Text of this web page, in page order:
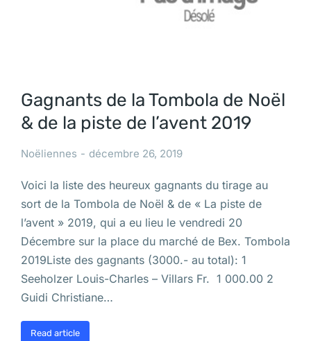
Gagnants de la Tombola de Noël
& de la piste de l’avent 2019
Noëliennes décembre 26, 2019
Voici la liste des heureux gagnants du tirage au
sort de la Tombola de Noël & de « La piste de
l’avent » 2019, qui a eu lieu le vendredi 20
Décembre sur la place du marché de Bex. Tombola
2019Liste des gagnants (3000.- au total): 1
Seeholzer Louis-Charles – Villars Fr. 1 000.00 2
Guidi Christiane…
Read article